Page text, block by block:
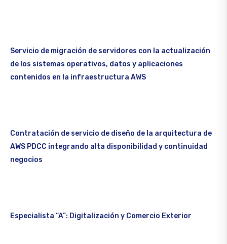
Servicio de migración de servidores con la actualización
de los sistemas operativos, datos y aplicaciones
contenidos en la infraestructura AWS
Contratación de servicio de diseño de la arquitectura de
AWS PDCC integrando alta disponibilidad y continuidad
negocios
Especialista “A”: Digitalización y Comercio Exterior